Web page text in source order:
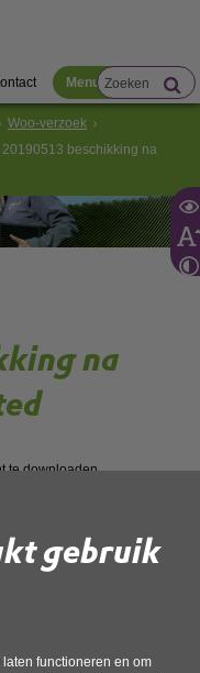
gebruik
functioneren en om
Menu
Woo-verzoek
20190513 beschikking na
na
te downloaden.